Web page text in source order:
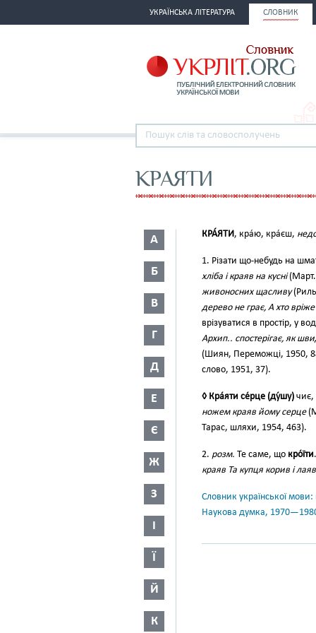
УКРАЇНСЬКА ЛІТЕРАТУРА СЛОВНИК
КРАЯТИ
А
Б
В
Г
Д
Е
Є
Ж
З
І
Ї
Й
К
КРА́ЯТИ, кра́ю, кра́єш,
1. Різати що-небудь на
хліба і краяв на кусні
живоносних щасливу
дерево не грає, А хто
врізуватися в простір, у
Архип.. спостерігає, як
(Шиян, Переможці, 1950,
слово, 1951, 37).
◊ Кра́яти се́рце (ду́шу) чиє,
ножем краяв йому серце
Тарас, шляхи, 1954, 463).
2. розм. Те саме, що кро́їти.
краяв Та купця корив і лаяв
Словник української
Наукова думка,